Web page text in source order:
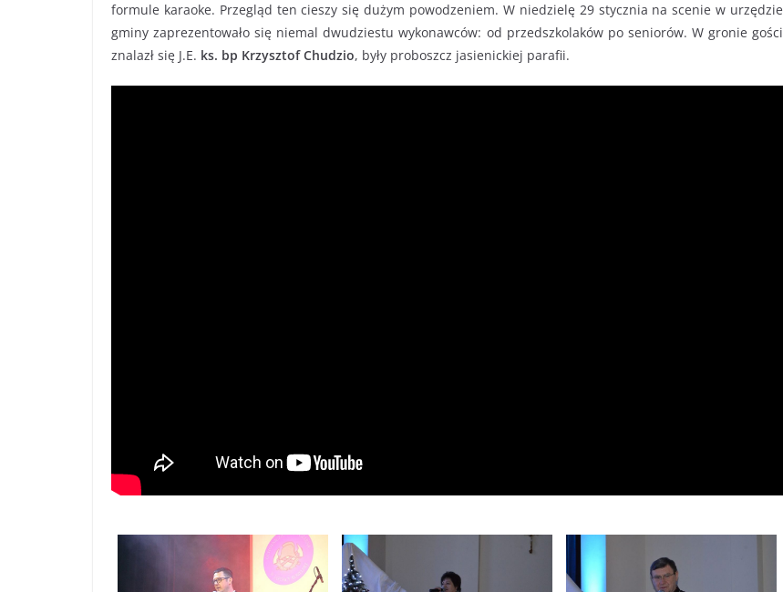
formule karaoke. Przegląd ten cieszy się dużym powodzeniem. W niedzielę 29 stycznia na scenie w urzędzie
gminy zaprezentowało się niemal dwudziestu wykonawców: od przedszkolaków po seniorów. W gronie gości
znalazł się J.E. ks. bp Krzysztof Chudzio, były proboszcz jasienickiej parafii.